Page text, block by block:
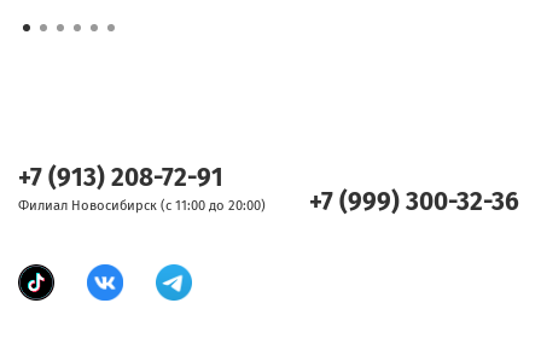
+7 (913) 208-72-91
Филиал Новосибирск (с 11:00 до 20:00) +7 (999) 300-32-36